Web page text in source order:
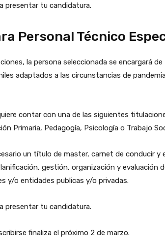
presentar tu candidatura.
Personal Técnico
la persona seleccionada se encargará
adaptados a las circunstancias de
contar con una de las siguientes
Primaria, Pedagogía, Psicología o Trabajo
un título de master, carnet de conducir y
gestión, organización y evaluación
y/o entidades publicas y/o privadas.
presentar tu candidatura.
finaliza el próximo 2 de marzo.